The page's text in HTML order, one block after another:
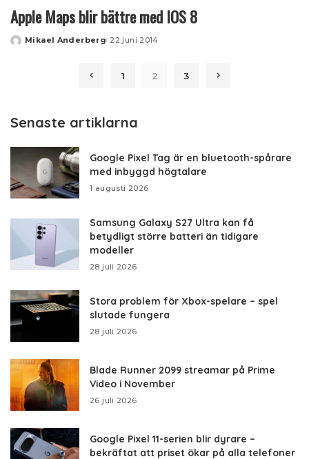
Apple Maps blir bättre med IOS 8
Posted
Mikael Anderberg 22 juni 2014
1 2 3
Senaste artiklarna
Google Pixel Tag är en bluetooth-spårare
med inbyggd högtalare
1 augusti 2026
Samsung Galaxy S27 Ultra kan få
betydligt större batteri än tidigare
modeller
28 juli 2026
Stora problem för Xbox-spelare – spel
slutade fungera
28 juli 2026
Blade Runner 2099 streamar på Prime
Video i November
26 juli 2026
Google Pixel 11-serien blir dyrare –
bekräftat att priset ökar på alla telefoner